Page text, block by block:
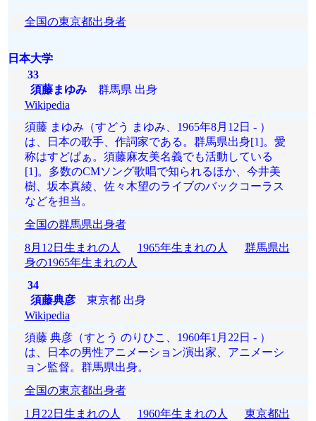
全国の東京都出身者
日本大学
33
須藤まゆみ群馬県 出身
Wikipedia
須藤 まゆみ（すどう まゆみ、1965年8月12日 - ）
は、日本の歌手、作詞家である。群馬県出身[1]。愛
称はすどぱぁ。須藤麻友美名義でも活動している
[1]。多数のCMソング歌唱で知られるほか、今井美
樹、坂本真綾、佐々木望のライブのバックコーラス
などを担当。
全国の群馬県出身者
8月12日生まれの人
1965年生まれの人
群馬県出
身の1965年生まれの人
34
須藤典彦東京都 出身
Wikipedia
須藤 典彦（すとう のりひこ、1960年1月22日 - ）
は、日本の男性アニメーション演出家、アニメーシ
ョン監督。群馬県出身。
全国の東京都出身者
1月22日生まれの人
1960年生まれの人
東京都出